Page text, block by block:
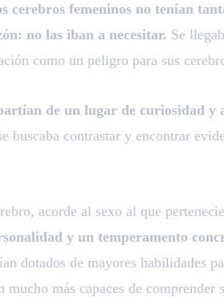
cerebros femeninos no tenían
no las iban a necesitar. Se
como un peligro para sus
de un lugar de curiosidad y
buscaba contrastar y encontrar
acorde al sexo al que
y un temperamento
dotados de mayores habilidades
más capaces de comprender